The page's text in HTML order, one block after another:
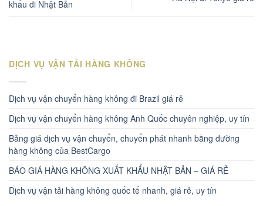
khẩu đi Nhật Bản
DỊCH VỤ VẬN TẢI HÀNG KHÔNG
Dịch vụ vận chuyển hàng không đi Brazil giá rẻ
Dịch vụ vận chuyển hàng không Anh Quốc chuyên nghiệp, uy tín
Bảng giá dịch vụ vận chuyển, chuyển phát nhanh bằng đường
hàng không của BestCargo
BÁO GIÁ HÀNG KHÔNG XUẤT KHẨU NHẬT BẢN – GIÁ RẺ
Dịch vụ vận tải hàng không quốc tế nhanh, giá rẻ, uy tín